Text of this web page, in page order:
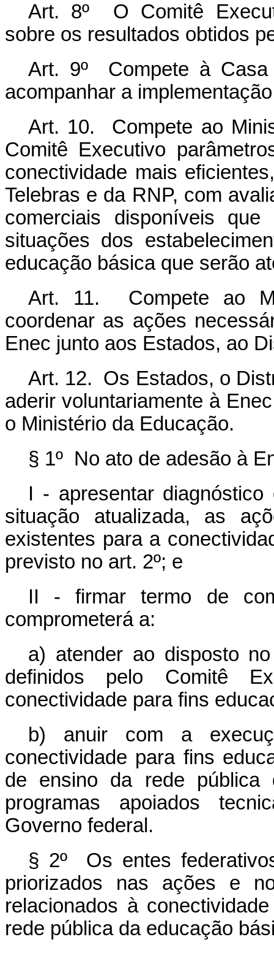
Art. 8º O Comitê
sobre os resultados obtidos
Art. 9º Compete à Casa
acompanhar a
Art. 10. Compete ao
Comitê Executivo
conectividade mais
Telebras e da RNP, com
comerciais disponíveis
situações dos
educação básica que serão
Art. 11. Compete ao
coordenar as ações
Enec junto aos Estados, ao
Art. 12. Os Estados, o
aderir voluntariamente à
o Ministério da Educação.
§ 1º No ato de adesão à
I - apresentar
situação atualizada, as
existentes para a
previsto no art. 2º; e
II - firmar termo de
comprometerá a:
a) atender ao disposto
definidos pelo Comitê
conectividade para fins
b) anuir com a
conectividade para fins
de ensino da rede pública
programas apoiados
Governo federal.
§ 2º Os entes
priorizados nas ações e
relacionados à
rede pública da educação